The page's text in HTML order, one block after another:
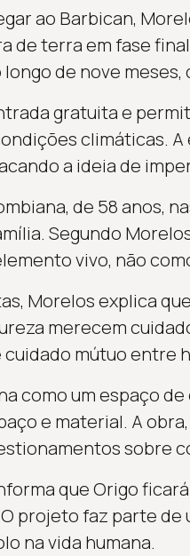
ao Barbican,
de terra em fase
de nove
gratuita e
climáticas.
a ideia de
de 58 anos,
Segundo
vivo, não
Morelos explica
merecem
mútuo entre
como um espaço
e material. A
sobre
que Origo
projeto faz parte de
na vida humana.